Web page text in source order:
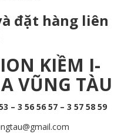
đặt hàng liên
KIỀM I-
VŨNG TÀU
– 3 56 56 57 – 3 57 58 59